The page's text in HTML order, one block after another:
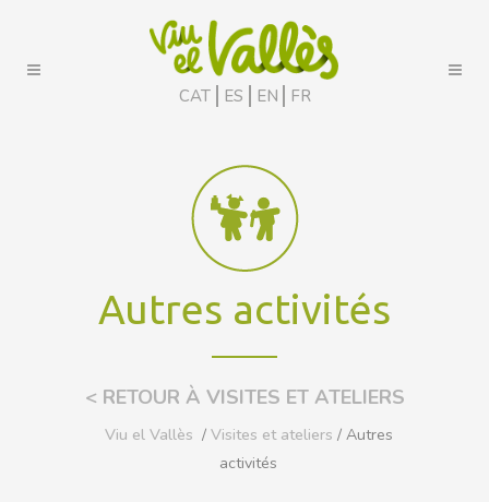
CAT ES EN FR
Autres activités
< RETOUR À VISITES ET ATELIERS
Viu el Vallès / Visites et ateliers / Autres
activités